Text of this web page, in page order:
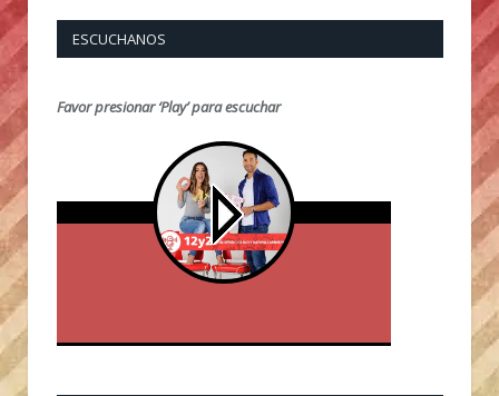
ESCUCHANOS
Favor presionar ‘Play’ para escuchar